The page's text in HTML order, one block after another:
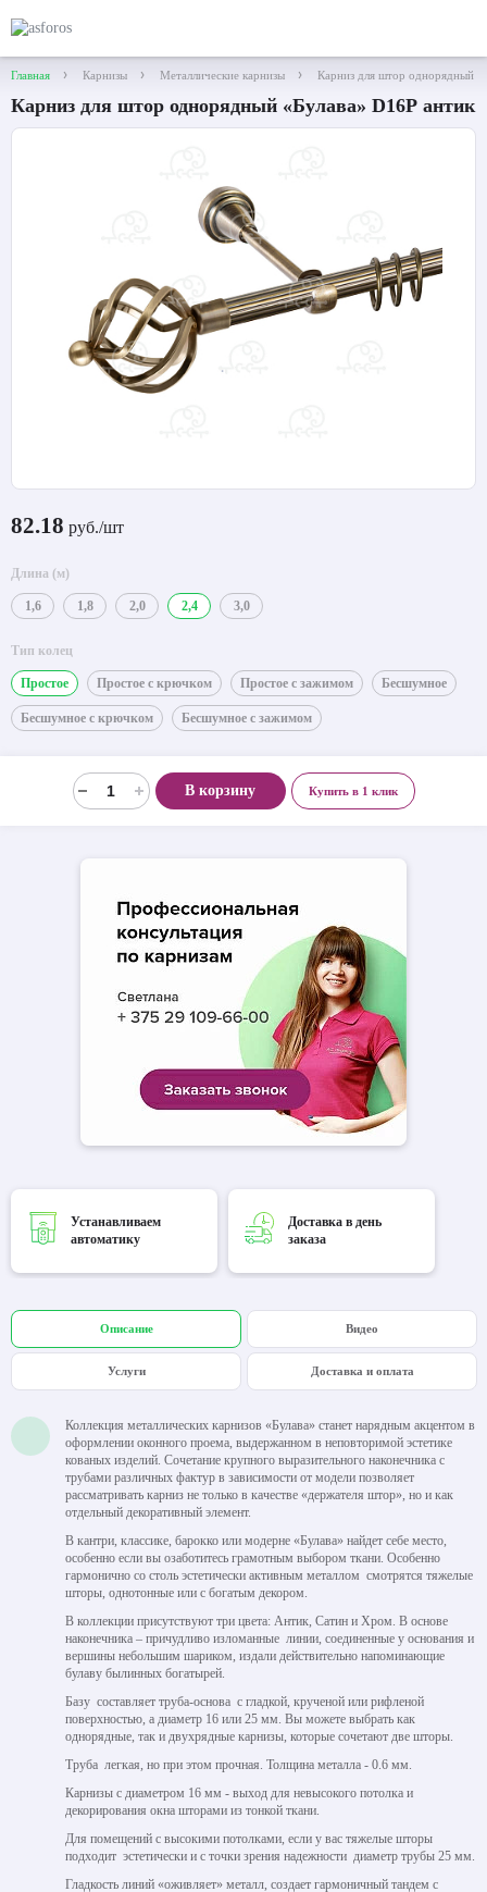
Главная Карнизы Металлические карнизы Карниз для штор однорядный
Карниз для штор однорядный «Булава» D16Р антик
82.18 руб./шт
Длина (м)
1,6 1,8 2,0 2,4 3,0
Тип колец
Простое Простое с крючком Простое с зажимом Бесшумное
Бесшумное с крючком Бесшумное с зажимом
В корзину Купить в 1 клик
Устанавливаем
автоматику
Доставка в день
заказа
Описание Видео
Услуги Доставка и оплата
Коллекция металлических карнизов «Булава» станет нарядным акцентом в
оформлении оконного проема, выдержанном в неповторимой эстетике
кованых изделий. Сочетание крупного выразительного наконечника с
трубами различных фактур в зависимости от модели позволяет
рассматривать карниз не только в качестве «держателя штор», но и как
отдельный декоративный элемент.
В кантри, классике, барокко или модерне «Булава» найдет себе место,
особенно если вы озаботитесь грамотным выбором ткани. Особенно
гармонично со столь эстетически активным металлом смотрятся тяжелые
шторы, однотонные или с богатым декором.
В коллекции присутствуют три цвета: Антик, Сатин и Хром. В основе
наконечника – причудливо изломанные линии, соединенные у основания и
вершины небольшим шариком, издали действительно напоминающие
булаву былинных богатырей.
Базу составляет труба-основа с гладкой, крученой или рифленой
поверхностью, а диаметр 16 или 25 мм. Вы можете выбрать как
однорядные, так и двухрядные карнизы, которые сочетают две шторы.
Труба легкая, но при этом прочная. Толщина металла - 0.6 мм.
Карнизы с диаметром 16 мм - выход для невысокого потолка и
декорирования окна шторами из тонкой ткани.
Для помещений с высокими потолками, если у вас тяжелые шторы
подходит эстетически и с точки зрения надежности диаметр трубы 25 мм.
Гладкость линий «оживляет» металл, создает гармоничный тандем с